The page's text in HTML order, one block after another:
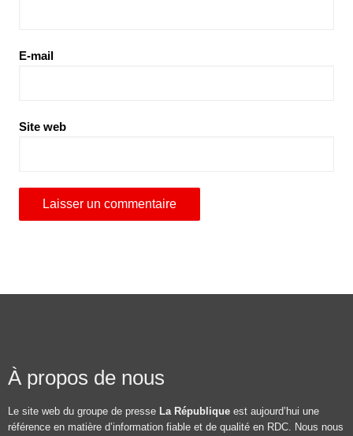
E-mail
Site web
À propos de nous
Le site web du groupe de presse La République est aujourd’hui une
référence en matière d’information fiable et de qualité en RDC. Nous nous